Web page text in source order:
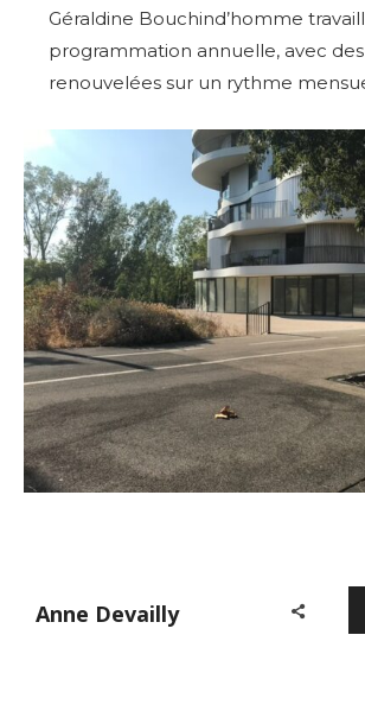
Nom
Prénom
Statut / Organisation
J'accepte lestermes et conditions
* Champ obligatoire
Adresse email*
Nom
Prénom
termes et conditions
Géraldine Bouchind’homme
programmation annuelle, avec
renouvelées sur un rythme
Anne Devailly